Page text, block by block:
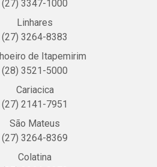
(27) 3347-1000
Linhares
(27) 3264-8383
de Itapemirim
(28) 3521-5000
Cariacica
(27) 2141-7951
São Mateus
(27) 3264-8369
Colatina